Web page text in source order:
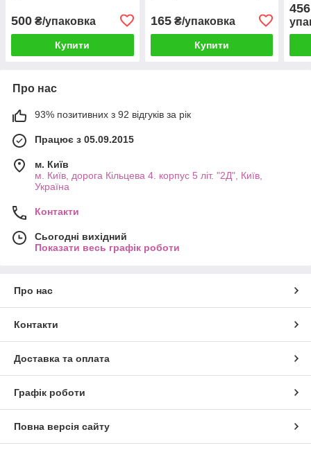
500 ₴/упаковка
Купити
165₴/упаковка
Купити
для
Про нас
93% позитивних з 92 відгуків за рік
Працює з 05.09.2015
м. Київ
м. Київ, дорога Кільцева 4. корпус 5 літ. "2Д", Київ,
Україна
Контакти
Сьогодні вихідний
Показати весь графік роботи
Про нас
Контакти
Доставка та оплата
Графік роботи
Повна версія сайту